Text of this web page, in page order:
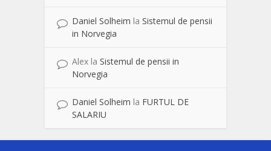
Daniel Solheim la Sistemul de pensii
in Norvegia
Alex la Sistemul de pensii in
Norvegia
Daniel Solheim la FURTUL DE
SALARIU